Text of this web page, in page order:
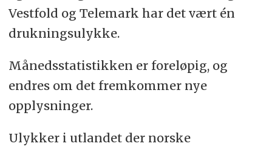
Vestfold og Telemark har det vært én
drukningsulykke.
Månedsstatistikken er foreløpig, og
endres om det fremkommer nye
opplysninger.
Ulykker i utlandet der norske